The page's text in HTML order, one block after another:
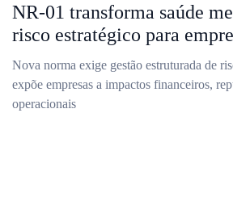
NR-01 transforma saúde
risco estratégico para
Nova norma exige gestão estruturada de
expõe empresas a impactos financeiros,
operacionais